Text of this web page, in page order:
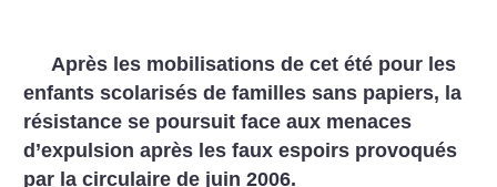
Après les mobilisations de cet été pour les
enfants scolarisés de familles sans papiers, la
résistance se poursuit face aux menaces
d’expulsion après les faux espoirs provoqués
par la circulaire de juin 2006.